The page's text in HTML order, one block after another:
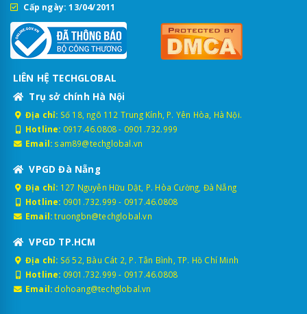
Cấp ngày: 13/04/2011
LIÊN HỆ TECHGLOBAL
Trụ sở chính Hà Nội
Địa chỉ: Số 18, ngõ 112 Trung Kính, P. Yên Hòa, Hà Nội.
Hotline: 0917.46.0808- 0901.732.999
Email: sam89@techglobal.vn
VPGD Đà Nẵng
Địa chỉ: 127 Nguyễn Hữu Dật, P. Hòa Cường, Đà Nẵng
Hotline: 0901.732.999 - 0917.46.0808
Email: truongbn@techglobal.vn
VPGD TP.HCM
Địa chỉ: Số 52, Bàu Cát 2, P. Tân Bình, TP. Hồ Chí Minh
Hotline: 0901.732.999 - 0917.46.0808
Email: dohoang@techglobal.vn